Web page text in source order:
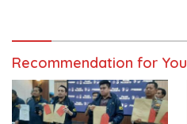
Recommendation for You